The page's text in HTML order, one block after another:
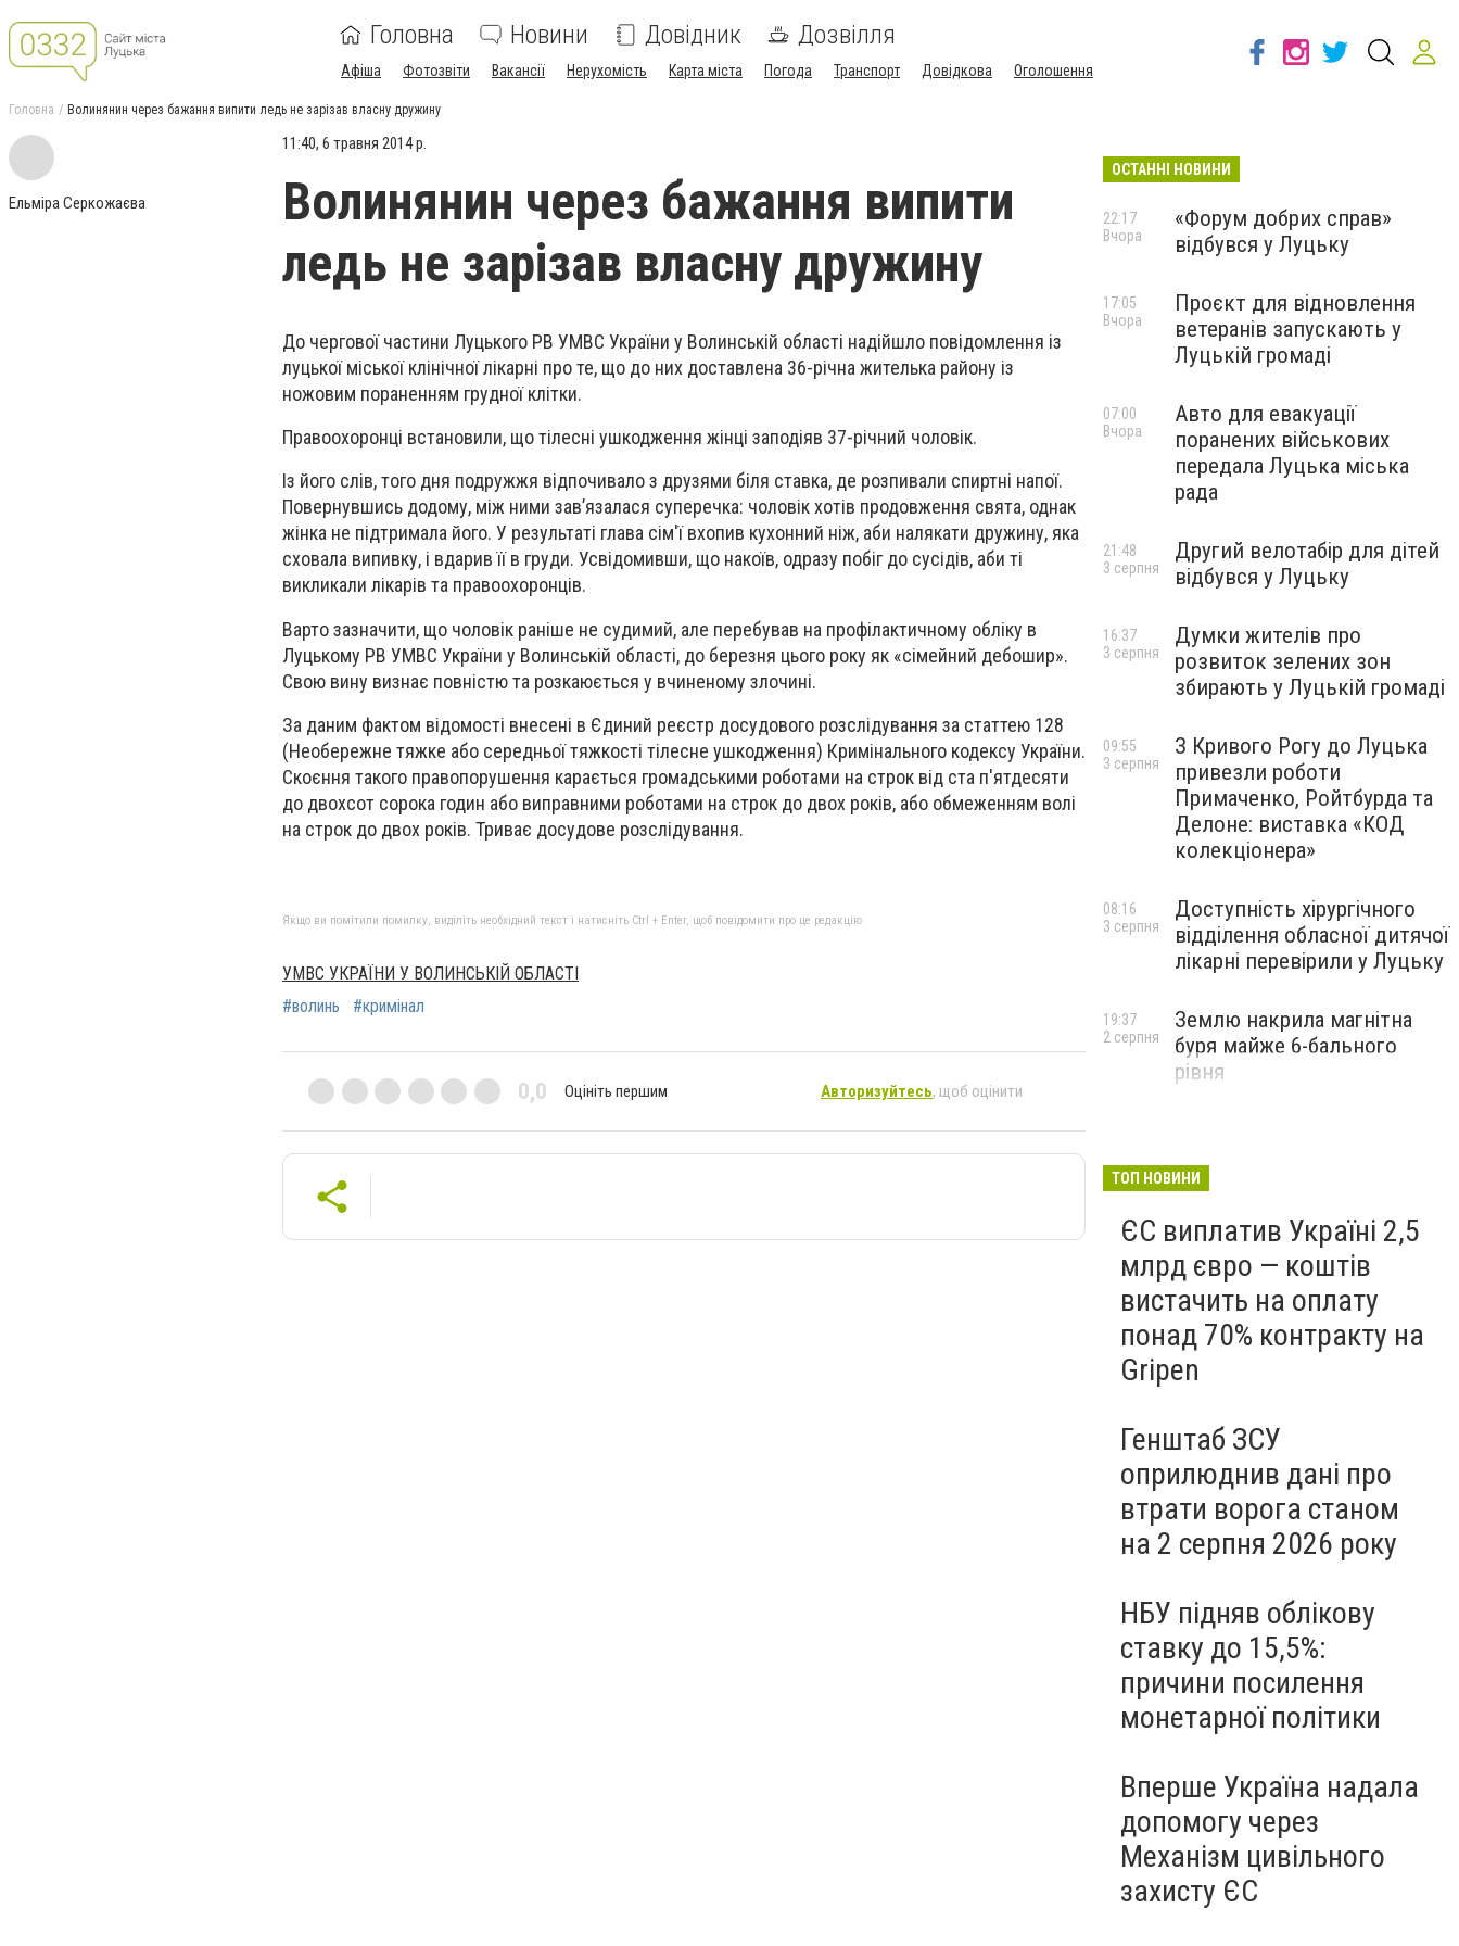
Головна Новини Довідник Дозвілля
Афіша Фотозвіти Вакансії Нерухомість Карта міста Погода Транспорт Довідкова Оголошення
Головна Волинянин через бажання випити ледь не зарізав власну дружину
Ельміра Серкожаєва
11:40, 6 травня 2014 р.
Волинянин через бажання випити
ледь не зарізав власну дружину
До чергової частини Луцького РВ УМВС України у Волинській області надійшло повідомлення із
луцької міської клінічної лікарні про те, що до них доставлена 36-річна жителька району із
ножовим пораненням грудної клітки.
Правоохоронці встановили, що тілесні ушкодження жінці заподіяв 37-річний чоловік.
Із його слів, того дня подружжя відпочивало з друзями біля ставка, де розпивали спиртні напої.
Повернувшись додому, між ними зав’язалася суперечка: чоловік хотів продовження свята, однак
жінка не підтримала його. У результаті глава сім'ї вхопив кухонний ніж, аби налякати дружину, яка
сховала випивку, і вдарив її в груди. Усвідомивши, що накоїв, одразу побіг до сусідів, аби ті
викликали лікарів та правоохоронців.
Варто зазначити, що чоловік раніше не судимий, але перебував на профілактичному обліку в
Луцькому РВ УМВС України у Волинській області, до березня цього року як «сімейний дебошир».
Свою вину визнає повністю та розкаюється у вчиненому злочині.
За даним фактом відомості внесені в Єдиний реєстр досудового розслідування за статтею 128
(Необережне тяжке або середньої тяжкості тілесне ушкодження) Кримінального кодексу України.
Скоєння такого правопорушення карається громадськими роботами на строк від ста п'ятдесяти
до двохсот сорока годин або виправними роботами на строк до двох років, або обмеженням волі
на строк до двох років. Триває досудове розслідування.
Якщо ви помітили помилку, виділіть необхідний текст і натисніть Ctrl + Enter, щоб повідомити про це редакцію
УМВС УКРАЇНИ У ВОЛИНСЬКІЙ ОБЛАСТІ
#волинь
#кримінал
0,0 Оцініть першим Авторизуйтесь, щоб оцінити
ОСТАННІ НОВИНИ
«Форум добрих справ»
відбувся у Луцьку
22:17
Вчора
Проєкт для відновлення
ветеранів запускають у
Луцькій громаді
17:05
Вчора
Авто для евакуації
поранених військових
передала Луцька міська
рада
07:00
Вчора
Другий велотабір для дітей
відбувся у Луцьку
21:48
3 серпня
Думки жителів про
розвиток зелених зон
збирають у Луцькій громаді
16:37
3 серпня
З Кривого Рогу до Луцька
привезли роботи
Примаченко, Ройтбурда та
Делоне: виставка «КОД
колекціонера»
09:55
3 серпня
Доступність хірургічного
відділення обласної дитячої
лікарні перевірили у Луцьку
08:16
3 серпня
Землю накрила магнітна
буря майже 6-бального
рівня
19:37
2 серпня
ТОП НОВИНИ
ЄС виплатив Україні 2,5
млрд євро — коштів
вистачить на оплату
понад 70% контракту на
Gripen
Генштаб ЗСУ
оприлюднив дані про
втрати ворога станом
на 2 серпня 2026 року
НБУ підняв облікову
ставку до 15,5%:
причини посилення
монетарної політики
Вперше Україна надала
допомогу через
Механізм цивільного
захисту ЄС